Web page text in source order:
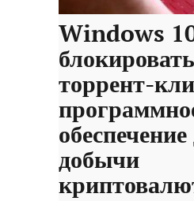
Windows
блокировать
торрент-
добычи